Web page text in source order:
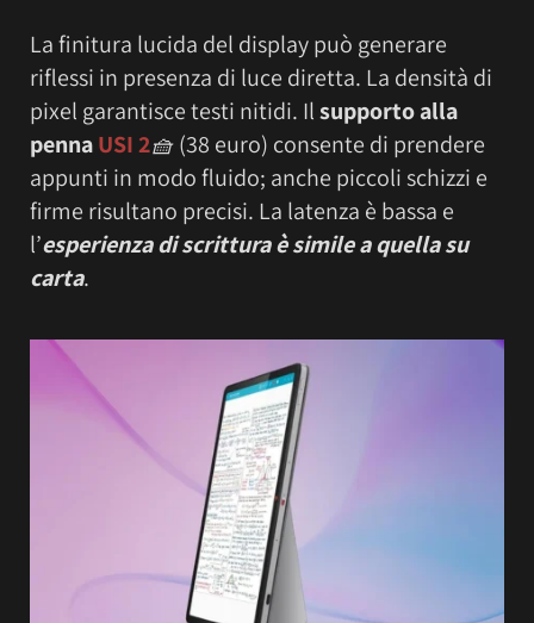
La finitura lucida del display può generare
riflessi in presenza di luce diretta. La densità di
pixel garantisce testi nitidi. Ilsupporto alla
pennaUSI 2🧺(38 euro) consente di prendere
appunti in modo fluido; anche piccoli schizzi e
firme risultano precisi. La latenza è bassa e
l’esperienza di scrittura è simile a quella su
carta.